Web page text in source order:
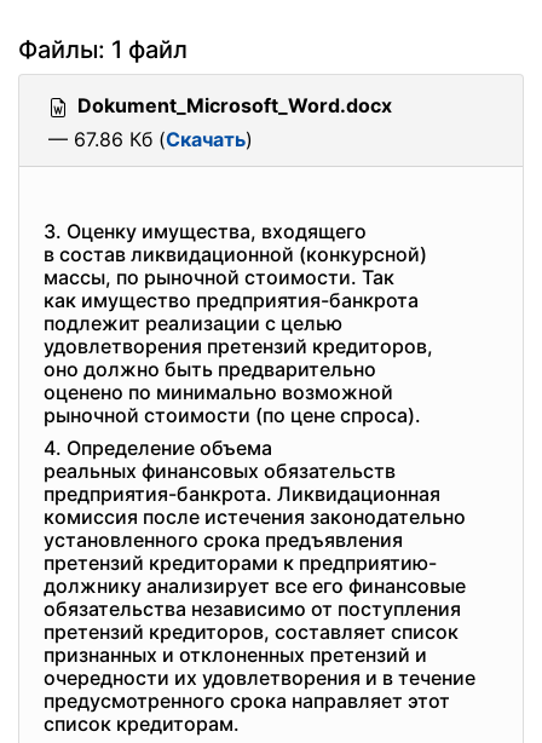
Файлы: 1 файл
Dokument_Microsoft_Word.docx
— 67.86 Кб (Скачать)
3. Оценку имущества, входящего
в состав ликвидационной (конкурсной)
массы, по рыночной стоимости. Так
как имущество предприятия-банкрота
подлежит реализации с целью
удовлетворения претензий кредиторов,
оно должно быть предварительно
оценено по минимально возможной
рыночной стоимости (по цене спроса).
4. Определение объема
реальных финансовых обязательств
предприятия-банкрота. Ликвидационная
комиссия после истечения законодательно
установленного срока предъявления
претензий кредиторами к предприятию-
должнику анализирует все его финансовые
обязательства независимо от поступления
претензий кредиторов, составляет список
признанных и отклоненных претензий и
очередности их удовлетворения и в течение
предусмотренного срока направляет этот
список кредиторам.